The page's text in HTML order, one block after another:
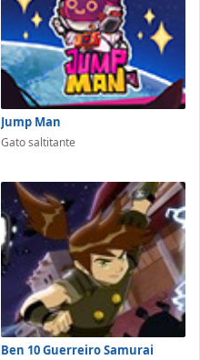
Jump Man
Gato saltitante
Ben 10 Guerreiro Samurai